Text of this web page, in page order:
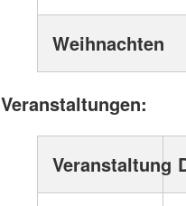
Weihnachten
Veranstaltungen:
Veranstaltung